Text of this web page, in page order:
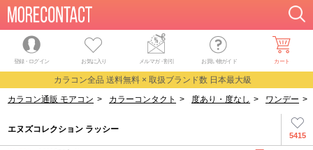
登録・ログイン お気に入り メルマガ・割引 お買い物ガイド カート
カラコン全品 送料無料 × 取扱ブランド数 日本最大級
カラコン通販 モアコン > カラーコンタクト > 度あり・度なし > ワンデー >
5415
エヌズコレクション ラッシー